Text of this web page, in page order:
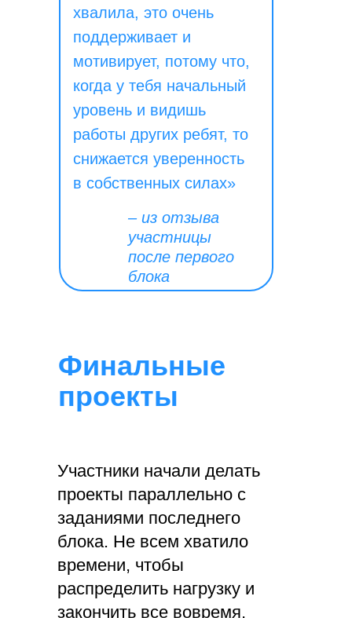
хвалила, это очень
поддерживает и
мотивирует, потому что,
когда у тебя начальный
уровень и видишь
работы других ребят, то
снижается уверенность
в собственных силах»
– из отзыва
участницы
после первого
блока
Финальные
проекты
Участники начали делать
проекты параллельно с
заданиями последнего
блока. Не всем хватило
времени, чтобы
распределить нагрузку и
закончить все вовремя,